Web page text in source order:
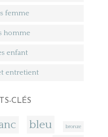
femme
homme
enfant
entretient
CLÉS
bleu bronze